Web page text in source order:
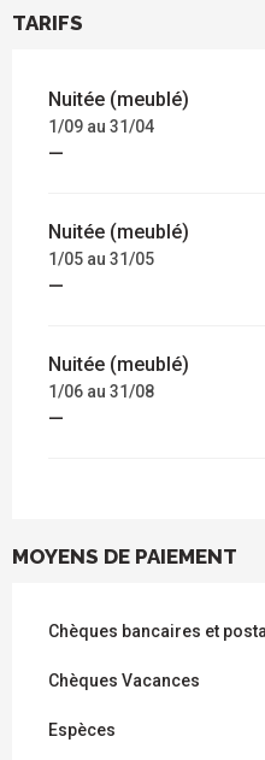
TARIFS
Nuitée (meublé)
1/09 au 31/04
—
Nuitée (meublé)
1/05 au 31/05
—
Nuitée (meublé)
1/06 au 31/08
—
MOYENS DE PAIEMENT
Chèques bancaires et
Chèques Vacances
Espèces